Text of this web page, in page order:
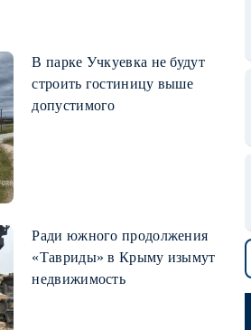
В парке Учкуевка не будут
строить гостиницу выше
допустимого
Ради южного продолжения
«Тавриды» в Крыму изымут
недвижимость